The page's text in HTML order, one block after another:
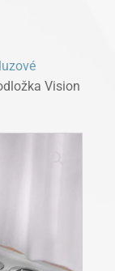
Vision